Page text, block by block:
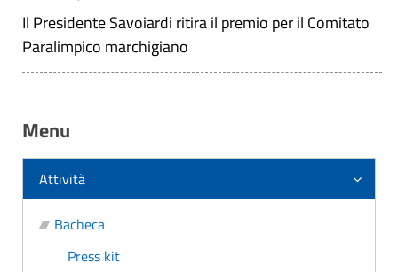
Il Presidente Savoiardi ritira il premio per il Comitato
Paralimpico marchigiano
Menu
Attività
Bacheca
Press kit